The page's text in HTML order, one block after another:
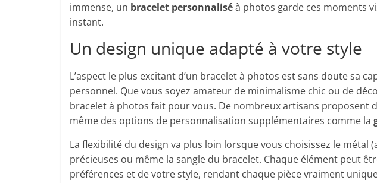
immense, un bracelet personnaliséà photos garde ces moments
instant.
Un design unique adapté à votre style
L’aspect le plus excitant d’un bracelet à photos est sans doute sa
personnel. Que vous soyez amateur de minimalisme chic ou de
bracelet à photos fait pour vous. De nombreux artisans proposent
même des options de personnalisation supplémentaires comme la
La flexibilité du design va plus loin lorsque vous choisissez le métal
précieuses ou même la sangle du bracelet. Chaque élément peut
préférences et de votre style, rendant chaque pièce vraiment